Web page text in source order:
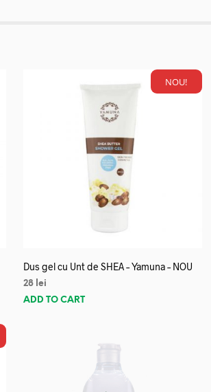
NOU!
Dus gel cu Unt de SHEA – Yamuna – NOU
28 lei
ADD TO CART